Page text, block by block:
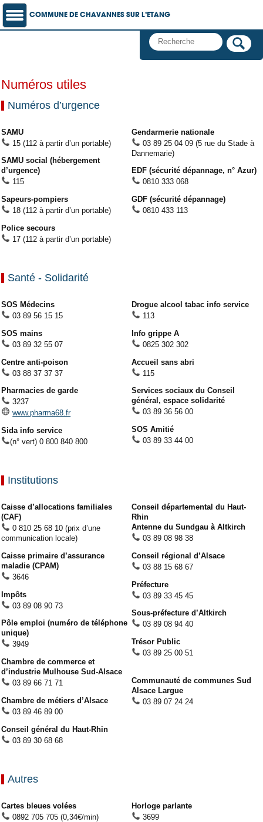
COMMUNE DE CHAVANNES SUR L’ETANG
Numéros utiles
Numéros d’urgence
SAMU
15 (112 à partir d’un portable)
SAMU social (hébergement
d’urgence)
115
Sapeurs-pompiers
18 (112 à partir d’un portable)
Police secours
17 (112 à partir d’un portable)
Gendarmerie nationale
03 89 25 04 09 (5 rue du Stade à
Dannemarie)
EDF (sécurité dépannage, n° Azur)
0810 333 068
GDF (sécurité dépannage)
0810 433 113
Santé - Solidarité
SOS Médecins
03 89 56 15 15
SOS mains
03 89 32 55 07
Centre anti-poison
03 88 37 37 37
Pharmacies de garde
3237
www.pharma68.fr
Sida info service
(n° vert) 0 800 840 800
Drogue alcool tabac info service
113
Info grippe A
0825 302 302
Accueil sans abri
115
Services sociaux du Conseil
général, espace solidarité
03 89 36 56 00
SOS Amitié
03 89 33 44 00
Institutions
Caisse d’allocations familiales
(CAF)
0 810 25 68 10 (prix d’une
communication locale)
Caisse primaire d’assurance
maladie (CPAM)
3646
Impôts
03 89 08 90 73
Pôle emploi (numéro de téléphone
unique)
3949
Chambre de commerce et
d’industrie Mulhouse Sud-Alsace
03 89 66 71 71
Chambre de métiers d’Alsace
03 89 46 89 00
Conseil général du Haut-Rhin
03 89 30 68 68
Conseil départemental du Haut-
Rhin
Antenne du Sundgau à Altkirch
03 89 08 98 38
Conseil régional d’Alsace
03 88 15 68 67
Préfecture
03 89 33 45 45
Sous-préfecture d’Altkirch
03 89 08 94 40
Trésor Public
03 89 25 00 51
Communauté de communes Sud
Alsace Largue
03 89 07 24 24
Autres
Cartes bleues volées
0892 705 705 (0,34€/min)
Horloge parlante
3699